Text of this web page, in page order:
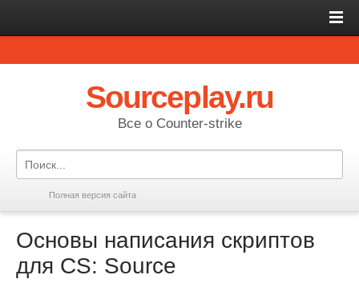
Sourceplay.ru
Все о Counter-strike
Полная версия сайта
Основы написания скриптов
для CS: Source